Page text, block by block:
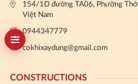
154/1D đường TA06, Phường
Việt Nam
0944347779
cokhixaydung@gmail.com
CONSTRUCTIONS